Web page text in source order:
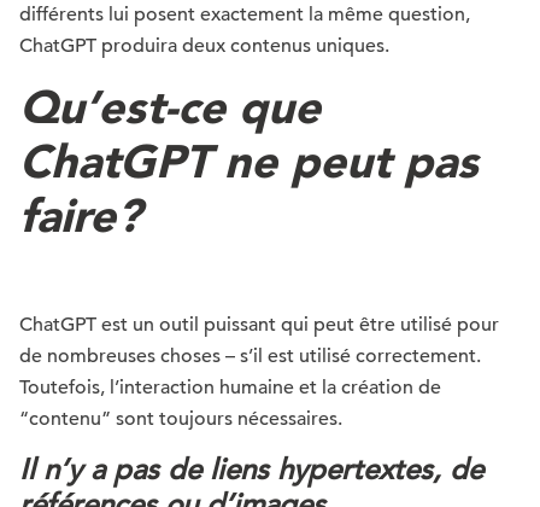
différents lui posent exactement la même question,
ChatGPT produira deux contenus uniques.
Qu’est-ce que
ChatGPT ne peut pas
faire?
ChatGPT est un outil puissant qui peut être utilisé pour
de nombreuses choses – s’il est utilisé correctement.
Toutefois, l’interaction humaine et la création de
“contenu” sont toujours nécessaires.
Il n’y a pas de liens hypertextes, de